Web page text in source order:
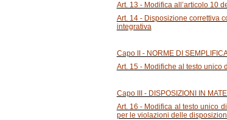
Art. 13 - Modifica all’articolo 10
Art. 14 - Disposizione correttiva
integrativa
Capo II - NORME DI
Art. 15 - Modifiche al testo unico
Capo III - DISPOSIZIONI IN
Art. 16 - Modifica al testo unico
per le violazioni delle